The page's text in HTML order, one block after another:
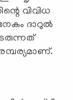
വിവിധ
ദാറുൽ